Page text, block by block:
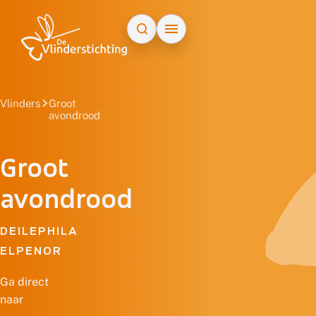
Vlinders
Groot
avondrood
Groot
avondrood
DEILEPHILA
ELPENOR
Ga direct
naar